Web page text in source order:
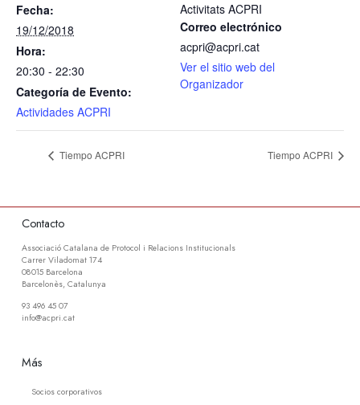
Fecha:
19/12/2018
Hora:
20:30 - 22:30
Categoría de Evento:
Actividades ACPRI
Activitats ACPRI
Correo electrónico
acpri@acpri.cat
Ver el sitio web del
Organizador
Tiempo ACPRI Tiempo ACPRI
Contacto
Associació Catalana de Protocol i Relacions Institucionals
Carrer Viladomat 174
08015 Barcelona
Barcelonès, Catalunya
93 496 45 07
info@acpri.cat
Más
Socios corporativos